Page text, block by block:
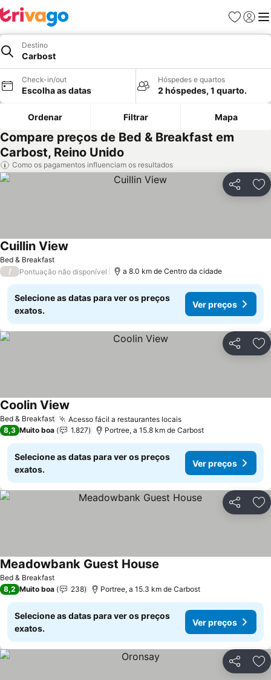
Favoritos
Iniciar
Destino
Carbost
Check-in/out
Escolha as datas
Hóspedes e quartos
2 hóspedes, 1 quarto.
Ordenar Filtrar Mapa
Compare preços de Bed & Breakfast em
Carbost, Reino Unido
Como os pagamentos influenciam os resultados
Partilhar
Bed & Breakfast
Cuillin View
/ Pontuação não disponível a 8.0 km de Centro da cidade
Selecione as datas para ver os preços
exatos.
Ver preços
Partilhar
Bed & Breakfast Acesso fácil a restaurantes locaisVer preços
Coolin View
8,3 Muito boa 1.827 Portree, a 15.8 km de Carbost
Selecione as datas para ver os preços
exatos.
Ver preços
Partilhar
Bed & Breakfast
Meadowbank Guest House
8,2 Muito boa 238 Portree, a 15.3 km de Carbost
Selecione as datas para ver os preços
exatos.
Ver preços
Partilhar